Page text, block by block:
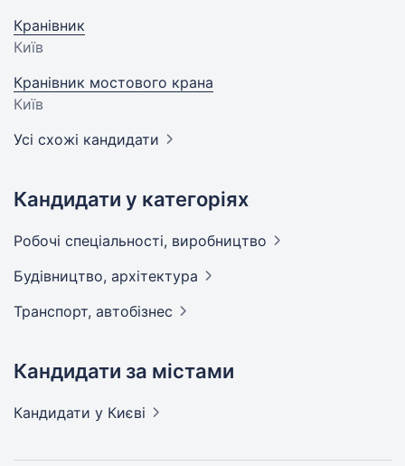
Кранівник
Київ
Кранівник мостового крана
Київ
Усі схожі кандидати
Кандидати у категоріях
Робочі спеціальності, виробництво
Будівництво, архітектура
Транспорт, автобізнес
Кандидати за містами
Кандидати у Києві